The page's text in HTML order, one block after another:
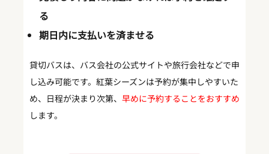
る
期日内に支払いを済ませる
貸切バスは、バス会社の公式サイトや旅行会社などで申
し込み可能です。紅葉シーズンは予約が集中しやすいた
め、日程が決まり次第、 早めに予約することをおすすめ
します。